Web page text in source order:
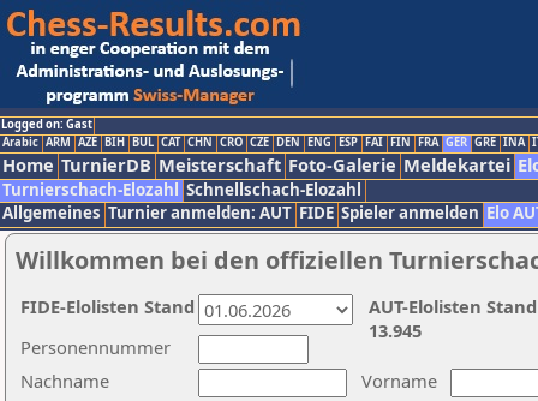
Logged on: Gast
Arabic ARM AZE BIH BUL CAT CHN CRO CZE DEN ENG ESP FAI FIN FRA GER GRE INA
Home TurnierDB Meisterschaft Foto-Galerie Meldekartei
Turnierschach-Elozahl Schnellschach-Elozahl
Allgemeines Turnier anmelden: AUT FIDE Spieler anmelden Elo
Willkommen bei den offiziellen
Nachname
Vorname
Personennummer
AUT-Elolisten
13.945
FIDE-Elolisten Stand